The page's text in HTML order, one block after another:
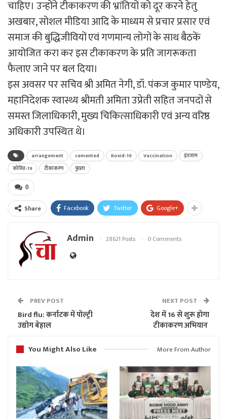
चाहिए। उन्होंने टीकाकरण की भ्रांतियों को दूर करने हेतु
अखबार, सोशल मीडिया आदि के माध्यम से प्रचार प्रसार एवं
समाज की बुद्धिजीवियों एवं गणमान्य लोगों के साथ बैठकें
आयोजित करा कर इस टीकाकरण के प्रति जागरूकता
फैलाए जाने पर बल दिया।
इस अवसर पर सचिव श्री अमित नेगी, डॉ. पंकज कुमार पाण्डेय,
महानिदेशक स्वास्थ्य श्रीमती अमिता उप्रेती सहित जनपदों से
समस्त जिलाधिकारी, मुख्य चिकित्साधिकारी एवं अन्य वरिष्ठ
अधिकारी उपस्थित थे।
arrangement cemented Kovid-19 Vaccination
इंतजाम
कोविड-19
टीकाकरण पुख्ता
0
Share Facebook Twitter Google+
Admin 28621 Posts 0 Comments
PREV POST
Bird flu: कर्नाटक में पोल्ट्री
उद्योग बेहाल
NEXT POST
देश में 16 से शुरू होगा
टीकाकरण अभियान
You Might Also Like
More From Author